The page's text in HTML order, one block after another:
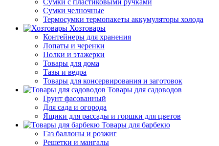
Сумки челночные
Термосумки термопакеты аккумуляторы холода
Хозтовары
Контейнеры для хранения
Лопаты и черенки
Полки и этажерки
Товары для дома
Тазы и ведра
Товары для консервирования и заготовок
Товары для садоводов
Грунт фасованный
Для сада и огорода
Ящики для рассады и горшки для цветов
Товары для барбекю
Газ баллоны и розжиг
Решетки и мангалы